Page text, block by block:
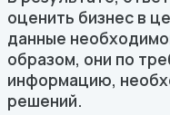
оценить бизнес в
данные
образом, они по
информацию,
решений.